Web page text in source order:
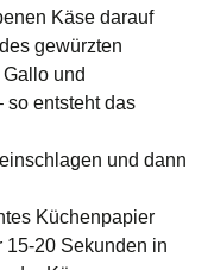
Käse darauf
gewürzten
und
so entsteht das
und dann
Küchenpapier
20 Sekunden in